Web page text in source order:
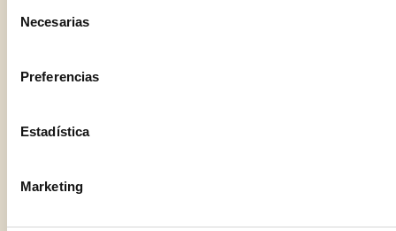
Necesarias
Preferencias
Estadística
Marketing